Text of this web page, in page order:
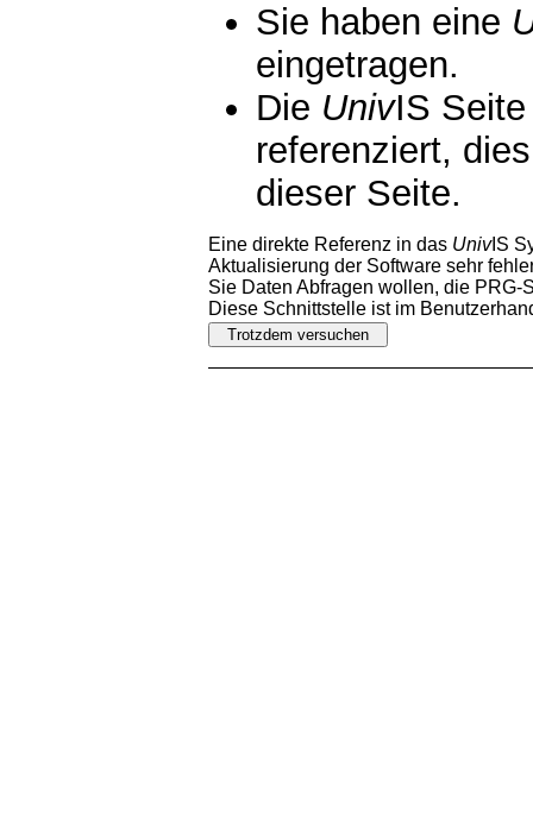
Sie haben eine
eingetragen.
Die UnivIS
referenziert,
dieser Seite.
Eine direkte Referenz in das UnivIS
Aktualisierung der Software sehr
Sie Daten Abfragen wollen, die PRG-
Diese Schnittstelle ist im